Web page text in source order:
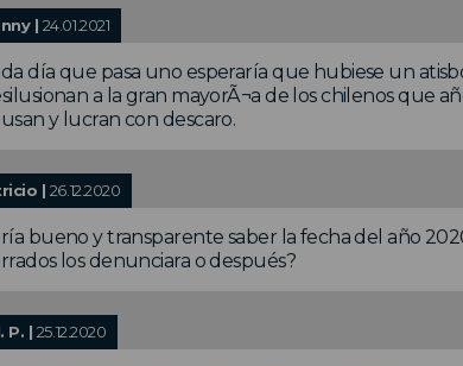
| 24.01.2021
día que pasa uno esperaría que hubiese un
a la gran mayorÃ¬a de los chilenos que
y lucran con descaro.
| 26.12.2020
bueno y transparente saber la fecha del año
los denunciara o después?
P. | 25.12.2020